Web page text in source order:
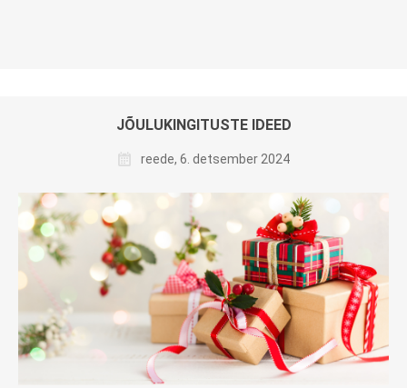
JÕULUKINGITUSTE IDEED
reede, 6. detsember 2024